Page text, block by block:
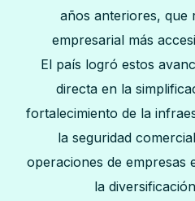
años anteriores, que
empresarial más
El país logró estos
directa en la
fortalecimiento de la
la seguridad
operaciones de empresas
la